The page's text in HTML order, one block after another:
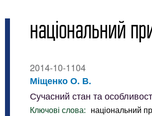
національний
2014-10-1104
Міщенко О. В.
Сучасний стан та
Ключові слова: національний